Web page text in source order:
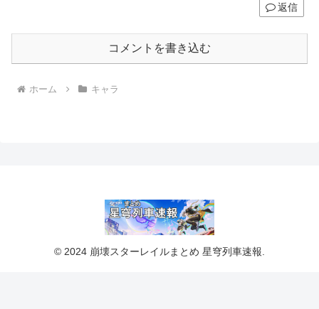
返信
コメントを書き込む
ホーム キャラ
© 2024 崩壊スターレイルまとめ 星穹列車速報.